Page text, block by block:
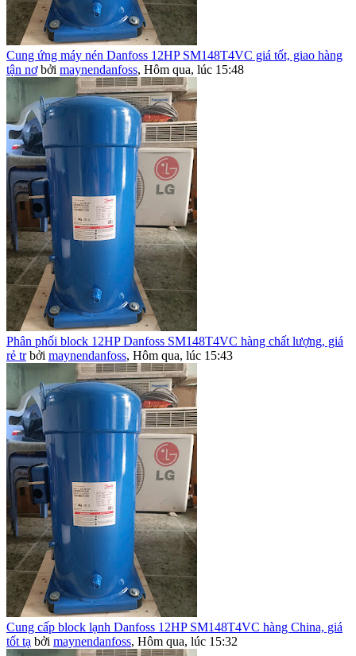
Cung ứng máy nén Danfoss 12HP SM148T4VC giá tốt, giao hàng
tận nơ bởi maynendanfoss, Hôm qua, lúc 15:48
Phân phối block 12HP Danfoss SM148T4VC hàng chất lượng, giá
rẻ tr bởi maynendanfoss, Hôm qua, lúc 15:43
Cung cấp block lạnh Danfoss 12HP SM148T4VC hàng China, giá
tốt tạ bởi maynendanfoss, Hôm qua, lúc 15:32